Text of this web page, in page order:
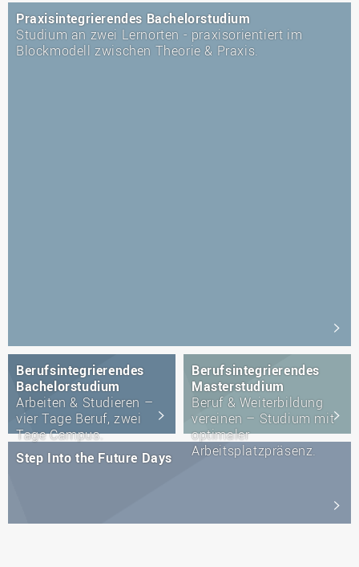
Praxisintegrierendes Bachelorstudium
Studium an zwei Lernorten - praxisorientiert im
Blockmodell zwischen Theorie & Praxis.
Berufsintegrierendes
Bachelorstudium
Arbeiten & Studieren –
vier Tage Beruf, zwei
Tage Campus.
Berufsintegrierendes
Masterstudium
Beruf & Weiterbildung
vereinen – Studium mit
optimaler
Arbeitsplatzpräsenz.
Step Into the Future Days